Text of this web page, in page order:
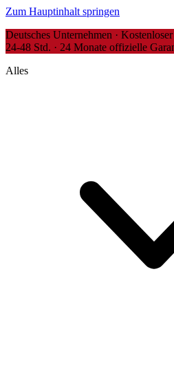
Zum Hauptinhalt springen
Deutsches Unternehmen ·
24-48 Std. · 24 Monate offizielle
Alles